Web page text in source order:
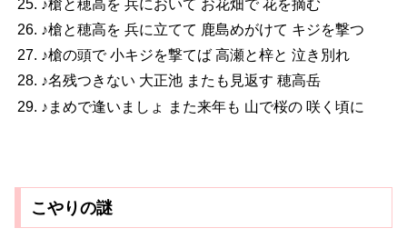
♪槍と穂高を 兵において お花畑で 花を摘む
♪槍と穂高を 兵に立てて 鹿島めがけて キジを撃つ
♪槍の頭で 小キジを撃てば 高瀬と梓と 泣き別れ
♪名残つきない 大正池 またも見返す 穂高岳
♪まめで逢いましょ また来年も 山で桜の 咲く頃に
こやりの謎